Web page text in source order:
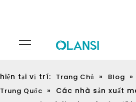
hiện tại vị trí: Trang Chủ
Trung Quốc và liệu họ có nên để